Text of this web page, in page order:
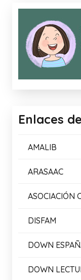
Enlaces
AMALIB
ARASAAC
ASOCIACIÓN
DISFAM
DOWN
DOWN